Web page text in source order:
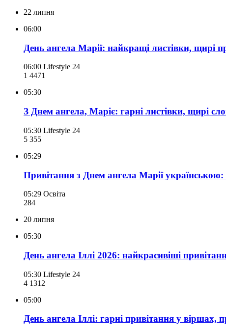
22 липня
06:00
День ангела Марії: найкращі листівки, щирі
06:00 Lifestyle 24
1 4471
05:30
З Днем ангела, Маріє: гарні листівки, щирі
05:30 Lifestyle 24
5 355
05:29
Привітання з Днем ангела Марії українською:
05:29 Освіта
284
20 липня
05:30
День ангела Іллі 2026: найкрасивіші
05:30 Lifestyle 24
4 131 2
05:00
День ангела Іллі: гарні привітання у віршах,